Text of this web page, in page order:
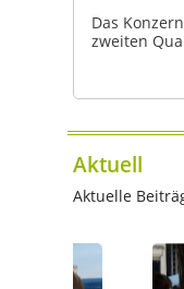
Das
zweiten
Aktuell
Aktuelle